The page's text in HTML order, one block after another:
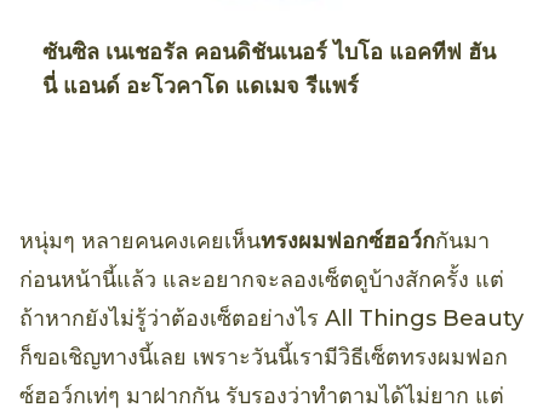
ซันซิล เนเชอรัล คอนดิชันเนอร์ ไบโอ แอคทีฟ ฮัน
นี่ แอนด์ อะโวคาโด แดเมจ รีแพร์
หนุ่มๆ หลายคนคงเคยเห็นทรงผมฟอกซ์ฮอว์กกันมา
ก่อนหน้านี้แล้ว และอยากจะลองเซ็ตดูบ้างสักครั้ง แต่
ถ้าหากยังไม่รู้ว่าต้องเซ็ตอย่างไร All Things Beauty
ก็ขอเชิญทางนี้เลย เพราะวันนี้เรามีวิธีเซ็ตทรงผมฟอก
ซ์ฮอว์กเท่ๆ มาฝากกัน รับรองว่าทำตามได้ไม่ยาก แต่